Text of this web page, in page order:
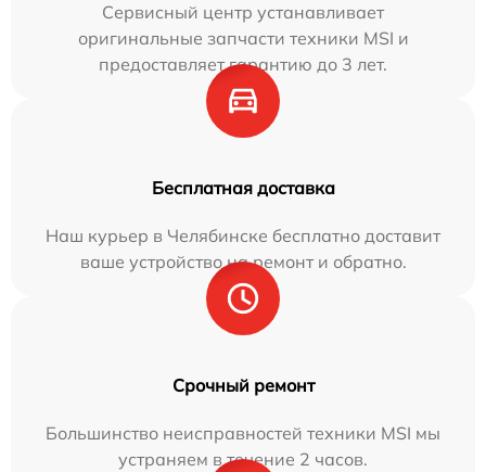
Сервисный центр устанавливает
оригинальные запчасти техники MSI и
предоставляет гарантию до 3 лет.
Бесплатная доставка
Наш курьер в Челябинске бесплатно доставит
ваше устройство на ремонт и обратно.
Срочный ремонт
Большинство неисправностей техники MSI мы
устраняем в течение 2 часов.